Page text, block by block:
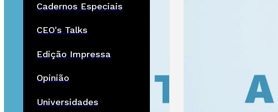
Cadernos Especiais
CEO's Talks
Edição Impressa
Opinião
Universidades